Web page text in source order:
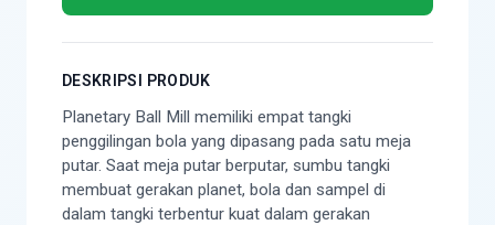
DESKRIPSI PRODUK
Planetary Ball Mill memiliki empat tangki
penggilingan bola yang dipasang pada satu meja
putar. Saat meja putar berputar, sumbu tangki
membuat gerakan planet, bola dan sampel di
dalam tangki terbentur kuat dalam gerakan